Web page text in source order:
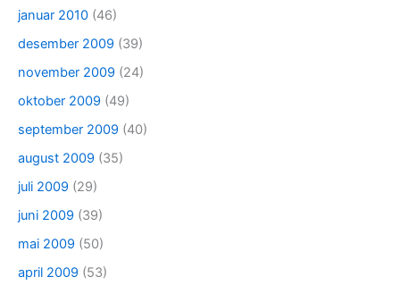
januar 2010 (46)
desember 2009 (39)
november 2009 (24)
oktober 2009 (49)
september 2009 (40)
august 2009 (35)
juli 2009 (29)
juni 2009 (39)
mai 2009 (50)
april 2009 (53)